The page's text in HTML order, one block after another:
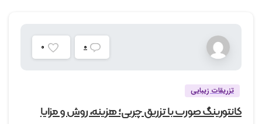
0
0
تزریقات زیبایی
کانتورینگ صورت با تزریق چربی؛ هزینه، روش و مزایا